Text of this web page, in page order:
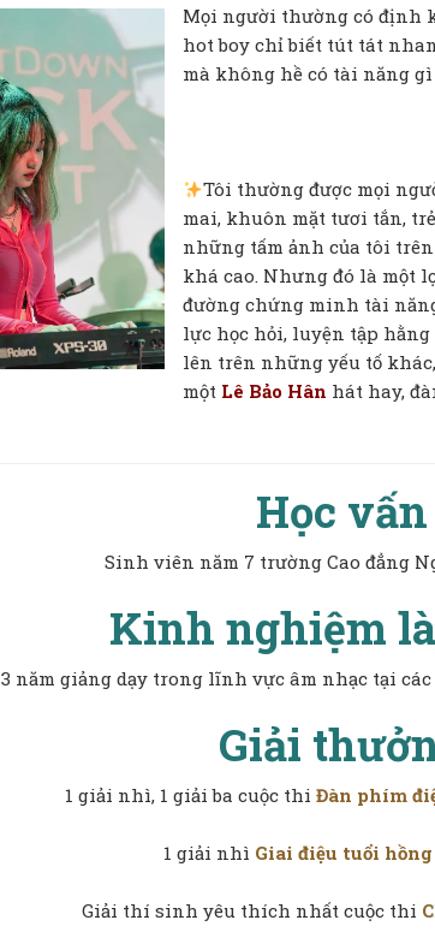
Mọi người thường có định
hot boy chỉ biết tút tát
mà không hề có tài năng
Tôi thường được mọi
mai, khuôn mặt tươi tắn,
những tấm ảnh của tôi
khá cao. Nhưng đó là một
đường chứng minh tài
lực học hỏi, luyện tập
lên trên những yếu tố
một Lê Bảo Hân hát hay,
Học vấn
Sinh viên năm 7 trường Cao đẳng
Kinh nghiệm
3 năm giảng dạy trong lĩnh vực âm nhạc tại
Giải
1 giải nhì, 1 giải ba cuộc thiĐàn phím
1 giải nhì Giai điệu tuổi hồng
Giải thí sinh yêu thích nhất cuộc thi